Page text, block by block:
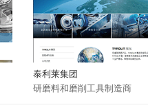
泰利莱集团
研磨料和磨削工具制造商